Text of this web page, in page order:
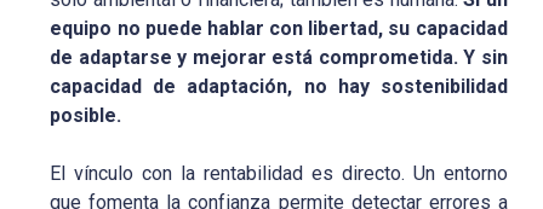
equipo no puede hablar con libertad, su capacidad
de adaptarse y mejorar está comprometida. Y sin
capacidad de adaptación, no hay sostenibilidad
posible.
El vínculo con la rentabilidad es directo. Un entorno
que fomenta la confianza permite detectar errores a